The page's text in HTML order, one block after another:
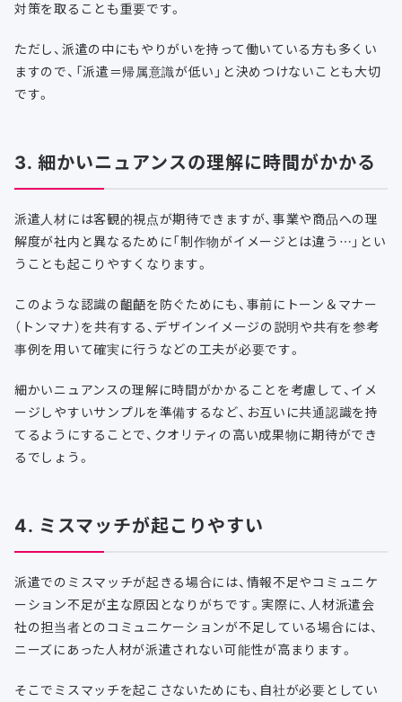
対策を取ることも重要です。
ただし、派遣の中にもやりがいを持って働いている方も多くい
ますので、「派遣＝帰属意識が低い」と決めつけないことも大切
です。
3. 細かいニュアンスの理解に時間がかかる
派遣人材には客観的視点が期待できますが、事業や商品への理
解度が社内と異なるために「制作物がイメージとは違う…」とい
うことも起こりやすくなります。
このような認識の齟齬を防ぐためにも、事前にトーン＆マナー
（トンマナ）を共有する、デザインイメージの説明や共有を参考
事例を用いて確実に行うなどの工夫が必要です。
細かいニュアンスの理解に時間がかかることを考慮して、イメ
ージしやすいサンプルを準備するなど、お互いに共通認識を持
てるようにすることで、クオリティの高い成果物に期待ができ
るでしょう。
4. ミスマッチが起こりやすい
派遣でのミスマッチが起きる場合には、情報不足やコミュニケ
ーション不足が主な原因となりがちです。実際に、人材派遣会
社の担当者とのコミュニケーションが不足している場合には、
ニーズにあった人材が派遣されない可能性が高まります。
そこでミスマッチを起こさないためにも、自社が必要としてい